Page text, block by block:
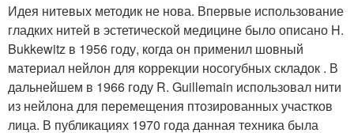
Идея нитевых методик не нова. Впервые использование
гладких нитей в эстетической медицине было описано H.
Bukkewitz в 1956 году, когда он применил шовный
материал нейлон для коррекции носогубных складок . В
дальнейшем в 1966 году R. Guillemain использовал нити
из нейлона для перемещения птозированных участков
лица. В публикациях 1970 года данная техника была